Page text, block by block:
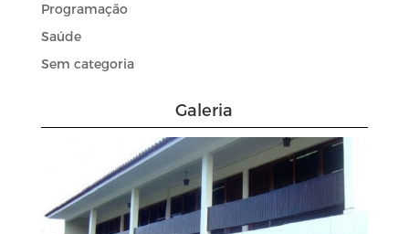
Programação
Saúde
Sem categoria
Galeria